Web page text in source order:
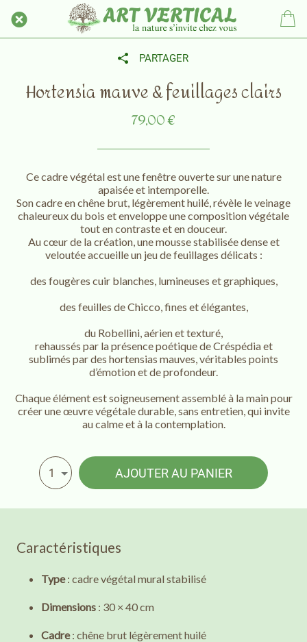
PARTAGER
Hortensia mauve & feuillages clairs
79,00 €
Ce cadre végétal est une fenêtre ouverte sur une nature
apaisée et intemporelle.
Son cadre en chêne brut, légèrement huilé, révèle le veinage
chaleureux du bois et enveloppe une composition végétale
tout en contraste et en douceur.
Au cœur de la création, une mousse stabilisée dense et
veloutée accueille un jeu de feuillages délicats :
des fougères cuir blanches, lumineuses et graphiques,
des feuilles de Chicco, fines et élégantes,
du Robellini, aérien et texturé,
rehaussés par la présence poétique de Créspédia et
sublimés par des hortensias mauves, véritables points
d’émotion et de profondeur.
Chaque élément est soigneusement assemblé à la main pour
créer une œuvre végétale durable, sans entretien, qui invite
au calme et à la contemplation.
1 AJOUTER AU PANIER
Caractéristiques
Type: cadre végétal mural stabilisé
Dimensions : 30 × 40 cm
Cadre: chêne brut légèrement huilé